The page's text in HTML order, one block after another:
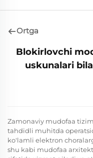
Ortga
Blokirlovchi
uskunalari
Zamonaviy mudofaa
tahdidli muhitda
ko'lamli elektron
shu kabi mudofaa